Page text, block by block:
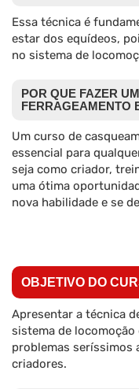
Essa técnica é
estar dos equídeos,
no sistema de
POR QUE FAZER
FERRAGEAMENTO
Um curso de
essencial para
seja como criador,
uma ótima
nova habilidade e se
OBJETIVO DO
Apresentar a técnica
sistema de
problemas seríssimos
criadores.